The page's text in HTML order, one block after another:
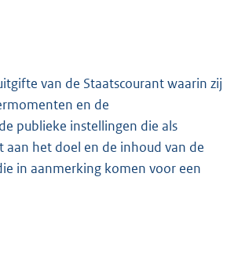
van de Staatscourant waarin zij
en de
publieke instellingen die als
het doel en de inhoud van de
in aanmerking komen voor een